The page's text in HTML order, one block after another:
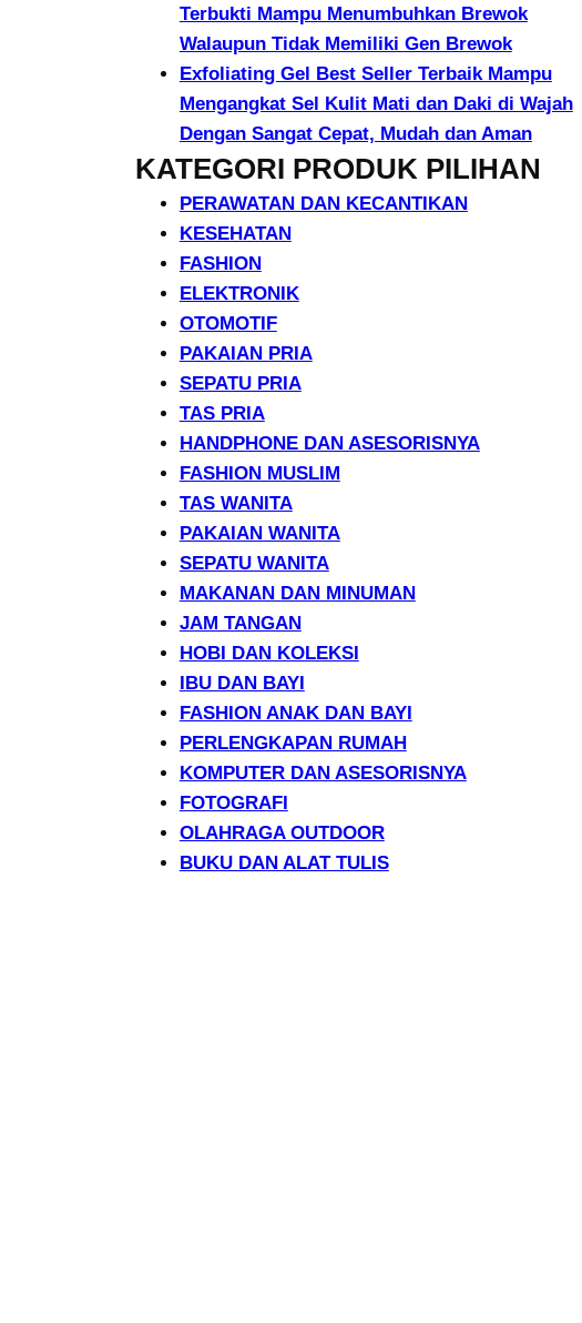
Terbukti Mampu Menumbuhkan Brewok
Walaupun Tidak Memiliki Gen Brewok
Exfoliating Gel Best Seller Terbaik Mampu
Mengangkat Sel Kulit Mati dan Daki di Wajah
Dengan Sangat Cepat, Mudah dan Aman
KATEGORI PRODUK PILIHAN
PERAWATAN DAN KECANTIKAN
KESEHATAN
FASHION
ELEKTRONIK
OTOMOTIF
PAKAIAN PRIA
SEPATU PRIA
TAS PRIA
HANDPHONE DAN ASESORISNYA
FASHION MUSLIM
TAS WANITA
PAKAIAN WANITA
SEPATU WANITA
MAKANAN DAN MINUMAN
JAM TANGAN
HOBI DAN KOLEKSI
IBU DAN BAYI
FASHION ANAK DAN BAYI
PERLENGKAPAN RUMAH
KOMPUTER DAN ASESORISNYA
FOTOGRAFI
OLAHRAGA OUTDOOR
BUKU DAN ALAT TULIS